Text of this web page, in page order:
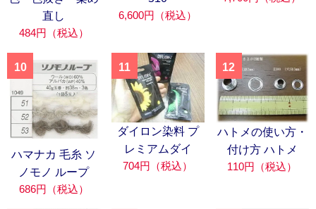
直し
484円（税込）
6,600円（税込）
10
ハマナカ 毛糸 ソ
ノモノ ループ
686円（税込）
11
ダイロン染料 プ
レミアムダイ
704円（税込）
12
ハトメの使い方・
付け方 ハトメ
110円（税込）